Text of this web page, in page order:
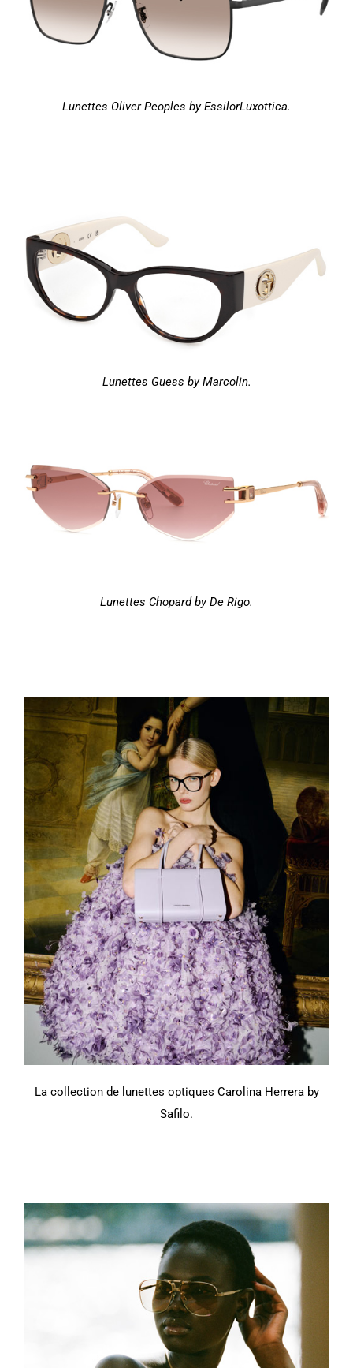
Lunettes Oliver Peoples by EssilorLuxottica.
Lunettes Guess by Marcolin.
Lunettes Chopard by De Rigo.
La collection de lunettes optiques Carolina Herrera by
Safilo.